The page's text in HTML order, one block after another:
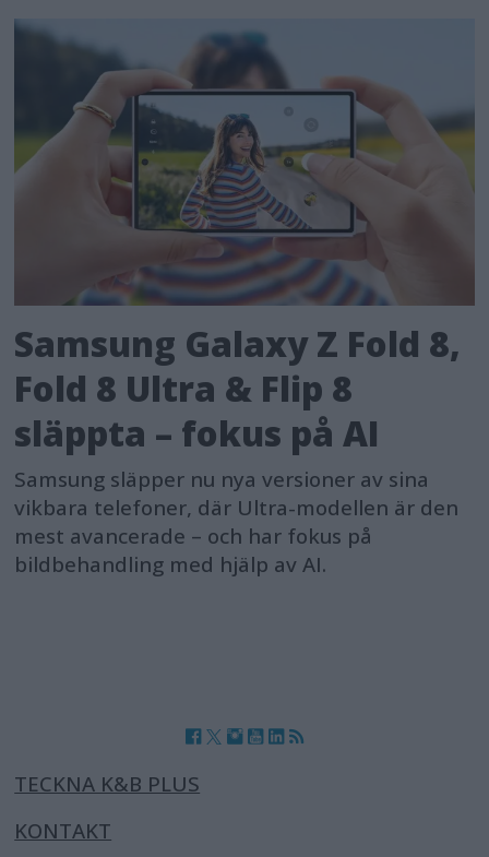
Samsung Galaxy Z Fold 8,
Fold 8 Ultra & Flip 8
släppta – fokus på AI
Samsung släpper nu nya versioner av sina
vikbara telefoner, där Ultra-modellen är den
mest avancerade – och har fokus på
bildbehandling med hjälp av AI.
TECKNA K&B PLUS
KONTAKT